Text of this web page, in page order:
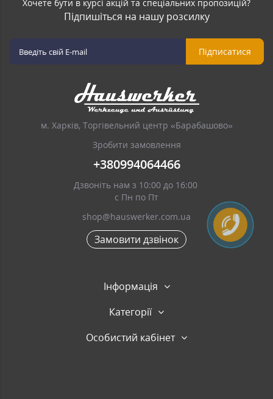
Хочете бути в курсі акцій та спеціальних пропозицій?
Підпишіться на нашу розсилку
Підписатися
м. Харків, Торгівельний центр «Барабашово»
Зробити замовлення
+380994064466
Дзвоніть нам з 10:00 до 16:00
с Пн по Пт
shop@hauswerker.com.ua
Замовити дзвінок
Інформація
Категорії
Особистий кабінет